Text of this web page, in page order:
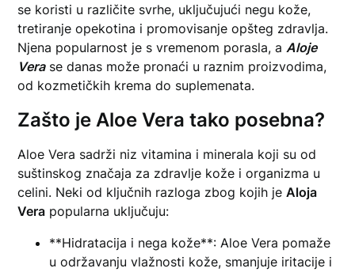
se koristi u različite svrhe, uključujući negu kože,
tretiranje opekotina i promovisanje opšteg zdravlja.
Njena popularnost je s vremenom porasla, aAloje
Verase danas može pronaći u raznim proizvodima,
od kozmetičkih krema do suplemenata.
Zašto je Aloe Vera tako posebna?
Aloe Vera sadrži niz vitamina i minerala koji su od
suštinskog značaja za zdravlje kože i organizma u
celini. Neki od ključnih razloga zbog kojih jeAloja
Vera popularna uključuju:
**Hidratacija i nega kože**: Aloe Vera pomaže
u održavanju vlažnosti kože, smanjuje iritacije i